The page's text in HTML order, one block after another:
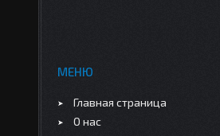
МЕНЮ
Главная страница
О нас